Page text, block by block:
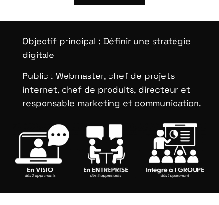
Objectif principal :Définir une stratégie
digitale
Public :Webmaster, chef de projets
internet, chef de produits, directeur et
responsable marketing et communication.